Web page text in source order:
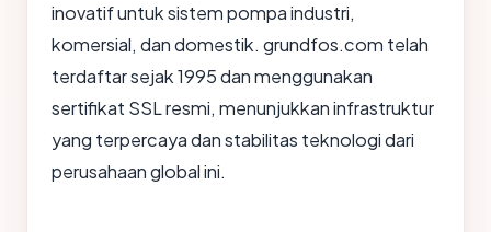
inovatif untuk sistem pompa industri,
komersial, dan domestik. grundfos.com telah
terdaftar sejak 1995 dan menggunakan
sertifikat SSL resmi, menunjukkan infrastruktur
yang terpercaya dan stabilitas teknologi dari
perusahaan global ini.